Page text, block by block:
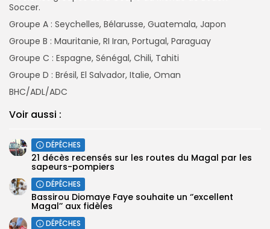
Soccer.
Groupe A : Seychelles, Bélarusse, Guatemala, Japon
Groupe B : Mauritanie, RI Iran, Portugal, Paraguay
Groupe C : Espagne, Sénégal, Chili, Tahiti
Groupe D : Brésil, El Salvador, Italie, Oman
BHC/ADL/ADC
Voir aussi :
DÉPÊCHES
21 décès recensés sur les routes du Magal par les
sapeurs-pompiers
DÉPÊCHES
Bassirou Diomaye Faye souhaite un ‘’excellent
Magal’’ aux fidèles
DÉPÊCHES